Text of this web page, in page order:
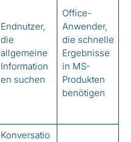
Endnutzer,
die
allgemeine
Information
en suchen
Office-
Anwender,
die schnelle
Ergebnisse
in MS-
Produkten
benötigen
Konversatio